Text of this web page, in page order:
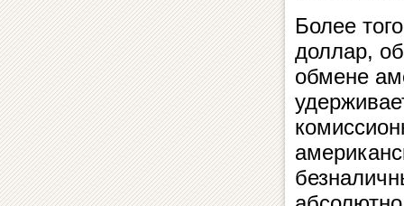
Более
доллар,
обмене